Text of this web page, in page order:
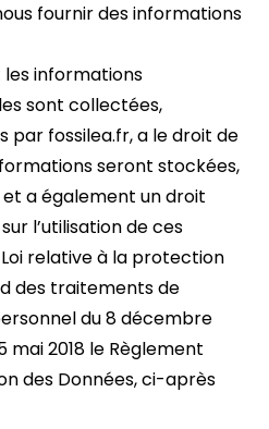
fournir des informations
informations
sont collectées,
par fossilea.fr, a le droit de
seront stockées,
a également un droit
l’utilisation de ces
relative à la protection
des traitements de
du 8 décembre
mai 2018 le Règlement
des Données, ci-après